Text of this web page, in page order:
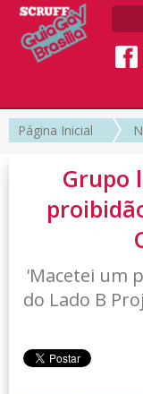
Página Inicial
Grupo
'Macetei um
do Lado B